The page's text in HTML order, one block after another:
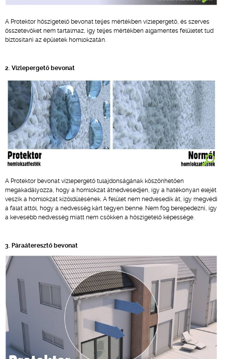
A Protektor hőszigetelő bevonat teljes mértékben vízlepergető, és szerves
összetevőket nem tartalmaz, így teljes mértékben algamentes felületet tud
biztosítani az épületek homlokzatán.
2. Vízlepergető bevonat
A Protektor bevonat vízlepergető tulajdonságának köszönhetően
megakadályozza, hogy a homlokzat átnedvesedjen, így a hatékonyan elejét
veszik a homlokzat kizöldülésének. A felület nem nedvesedik át, így megvédi
a falat attól, hogy a nedvesség kárt tegyen benne. Nem fog berepedezni, így
a kevesebb nedvesség miatt nem csökken a hőszigetelő képessége.
3. Páraáteresztő bevonat